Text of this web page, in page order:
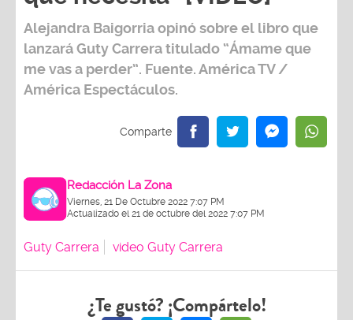
Alejandra Baigorriaopinó sobre el libro que
lanzaráGuty Carreratitulado “Ámame que
me vas a perder”. Fuente. América TV /
América Espectáculos.
Redacción La Zona
Viernes, 21 De Octubre 2022 7:07 PM
Actualizado el 21 de octubre del 2022 7:07 PM
Guty Carrera video Guty Carrera
¿Te gustó? ¡Compártelo!